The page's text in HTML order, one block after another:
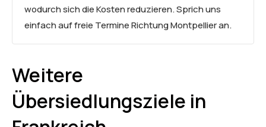
wodurch sich die Kosten reduzieren. Sprich uns
einfach auf freie Termine Richtung Montpellier an.
Weitere
Übersiedlungsziele in